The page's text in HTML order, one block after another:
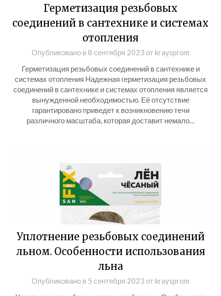
Герметизация резьбовых
соединений в сантехнике и системах
отопления
Опубликовано в 8 сентября 2023 отkraysprom
Герметизация резьбовых соединений в сантехнике и
системах отопления Надежная герметизация резьбовых
соединений в сантехнике и системах отопления является
вынужденной необходимостью. Её отсутствие
гарантировано приведет к возникновению течи
различного масштаба, которая доставит немало…
Уплотнение резьбовых соединений
льном. Особенности использования
льна
Опубликовано в 5 сентября 2023 отkraysprom